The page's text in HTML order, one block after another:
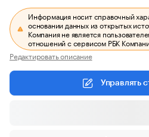
Информация носит справочный
основании данных из открытых
Компания не является
отношений с сервисом РБК
Редактировать описание
Управлять